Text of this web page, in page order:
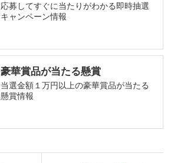
応募してすぐに当たりがわかる即時抽選
キャンペーン情報
豪華賞品が当たる懸賞
当選金額１万円以上の豪華賞品が当たる
懸賞情報